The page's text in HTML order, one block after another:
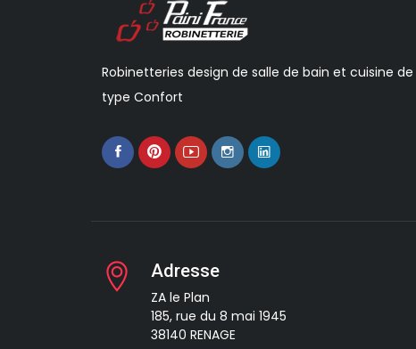
Robinetteries design de salle de bain et cuisine de
type Confort
Adresse
ZA le Plan
185, rue du 8 mai 1945
38140 RENAGE